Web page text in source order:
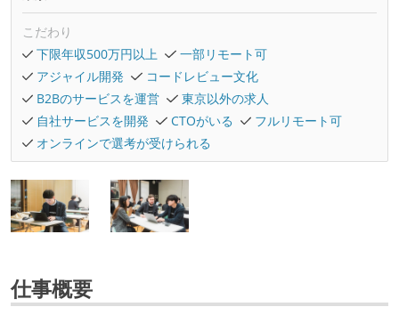
こだわり
下限年収500万円以上
一部リモート可
アジャイル開発
コードレビュー文化
B2Bのサービスを運営
東京以外の求人
自社サービスを開発
CTOがいる
フルリモート可
オンラインで選考が受けられる
仕事概要